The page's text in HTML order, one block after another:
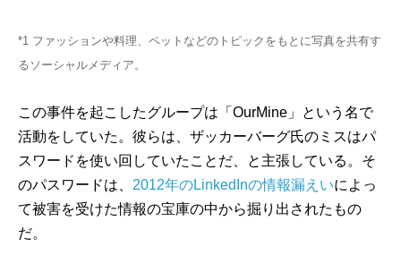
*1 ファッションや料理、ペットなどのトピックをもとに写真を共有す
るソーシャルメディア。
この事件を起こしたグループは「OurMine」という名で
活動をしていた。彼らは、ザッカーバーグ氏のミスはパ
スワードを使い回していたことだ、と主張している。そ
のパスワードは、 2012年のLinkedInの情報漏えいによっ
て被害を受けた情報の宝庫の中から掘り出されたもの
だ。